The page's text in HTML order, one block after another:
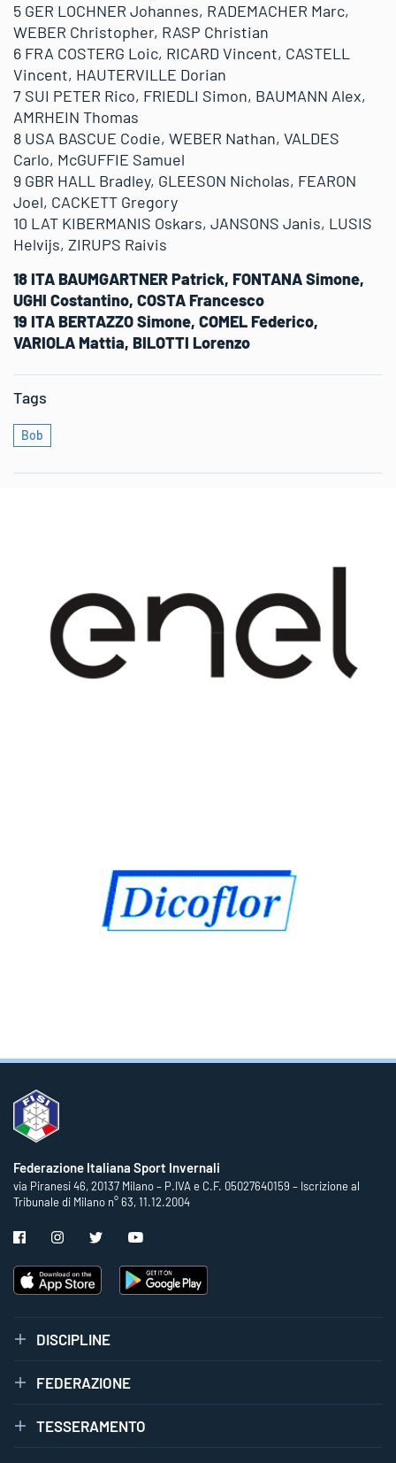
5 GER LOCHNER Johannes, RADEMACHER Marc,
WEBER Christopher, RASP Christian
6 FRA COSTERG Loic, RICARD Vincent, CASTELL
Vincent, HAUTERVILLE Dorian
7 SUI PETER Rico, FRIEDLI Simon, BAUMANN Alex,
AMRHEIN Thomas
8 USA BASCUE Codie, WEBER Nathan, VALDES
Carlo, McGUFFIE Samuel
9 GBR HALL Bradley, GLEESON Nicholas, FEARON
Joel, CACKETT Gregory
10 LAT KIBERMANIS Oskars, JANSONS Janis, LUSIS
Helvijs, ZIRUPS Raivis
18 ITA BAUMGARTNER Patrick, FONTANA Simone,
UGHI Costantino, COSTA Francesco
19 ITA BERTAZZO Simone, COMEL Federico,
VARIOLA Mattia, BILOTTI Lorenzo
Tags
Bob
Federazione Italiana Sport Invernali
via Piranesi 46, 20137 Milano – P.IVA e C.F. 05027640159 – Iscrizione al
Tribunale di Milano n° 63, 11.12.2004
DISCIPLINE
FEDERAZIONE
TESSERAMENTO